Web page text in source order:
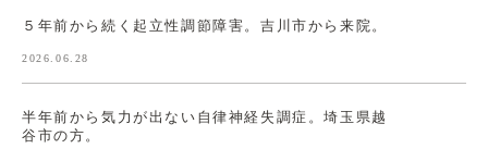
５年前から続く起立性調節障害。吉川市から来院。
2026.06.28
半年前から気力が出ない自律神経失調症。埼玉県越
谷市の方。